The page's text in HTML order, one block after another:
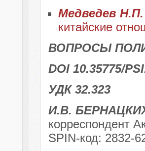
Медведев
китайские
ВОПРОСЫ
DOI 10.35775/
УДК 32.323
И.В.
корреспондент
SPIN-код: 2832-